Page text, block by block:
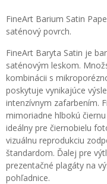
FineArt Barium Satin
saténový povrch.
FineArt Baryta Satin je
saténovým leskom.
kombinácii s
poskytuje vynikajúce
intenzívnym zafarbením.
mimoriadne hlbokú
ideálny pre čiernobielu
vizuálnu reprodukciu
štandardom. Ďalej pre
prezentačné plagáty na
pohľadnice.